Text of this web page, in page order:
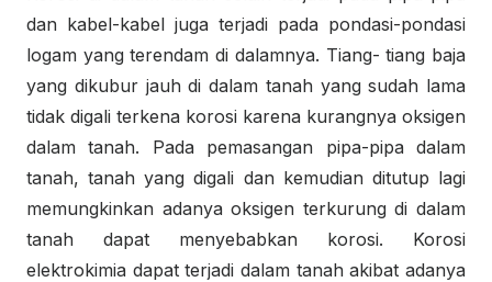
dan kabel-kabel juga terjadi pada pondasi-pondasi
logam yang terendam di dalamnya. Tiang- tiang baja
yang dikubur jauh di dalam tanah yang sudah lama
tidak digali terkena korosi karena kurangnya oksigen
dalam tanah. Pada pemasangan pipa-pipa dalam
tanah, tanah yang digali dan kemudian ditutup lagi
memungkinkan adanya oksigen terkurung di dalam
tanah dapat menyebabkan korosi. Korosi
elektrokimia dapat terjadi dalam tanah akibat adanya